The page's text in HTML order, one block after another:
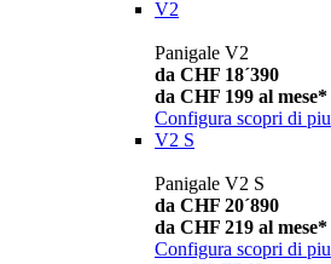
V2
Panigale V2
da CHF 18´390
da CHF 199 al mese*
Configura scopri di piu
V2 S
Panigale V2 S
da CHF 20´890
da CHF 219 al mese*
Configura scopri di piu